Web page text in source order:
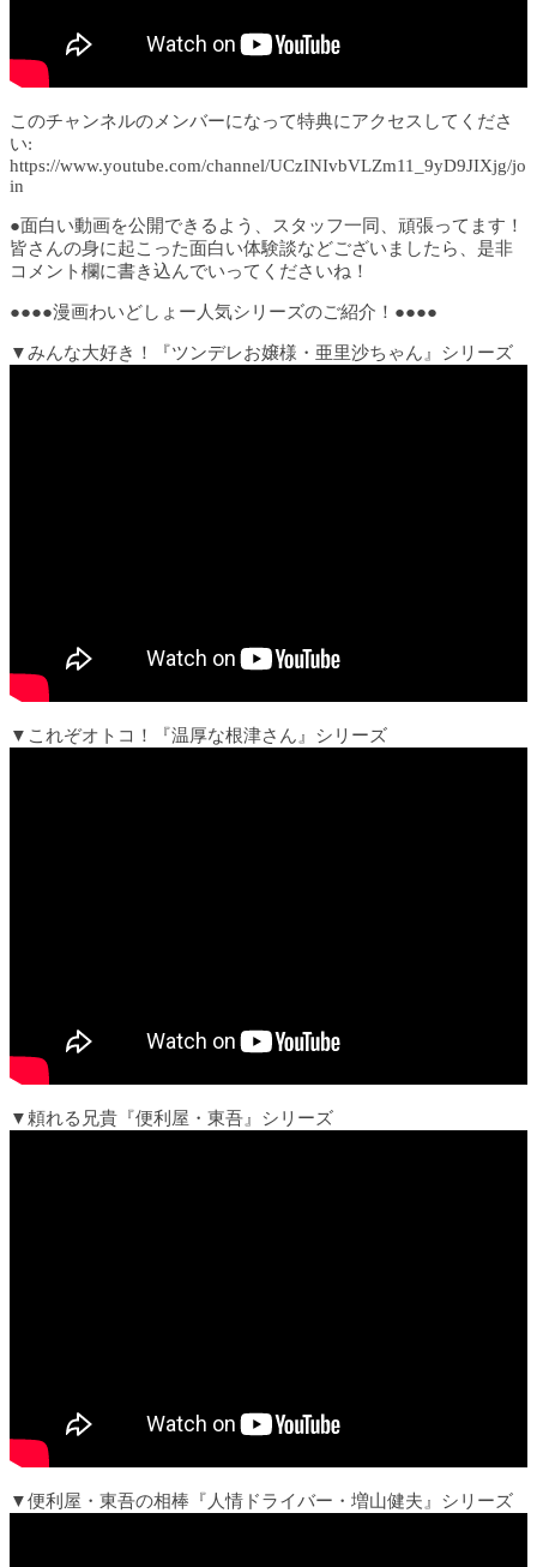
このチャンネルのメンバーになって特典にアクセスしてくださ
い:
https://www.youtube.com/channel/UCzINIvbVLZm11_9yD9JIXjg/jo
in
●面白い動画を公開できるよう、スタッフ一同、頑張ってます！
皆さんの身に起こった面白い体験談などございましたら、是非
コメント欄に書き込んでいってくださいね！
●●●●漫画わいどしょー人気シリーズのご紹介！●●●●
▼みんな大好き！『ツンデレお嬢様・亜里沙ちゃん』シリーズ
▼これぞオトコ！『温厚な根津さん』シリーズ
▼頼れる兄貴『便利屋・東吾』シリーズ
▼便利屋・東吾の相棒『人情ドライバー・増山健夫』シリーズ